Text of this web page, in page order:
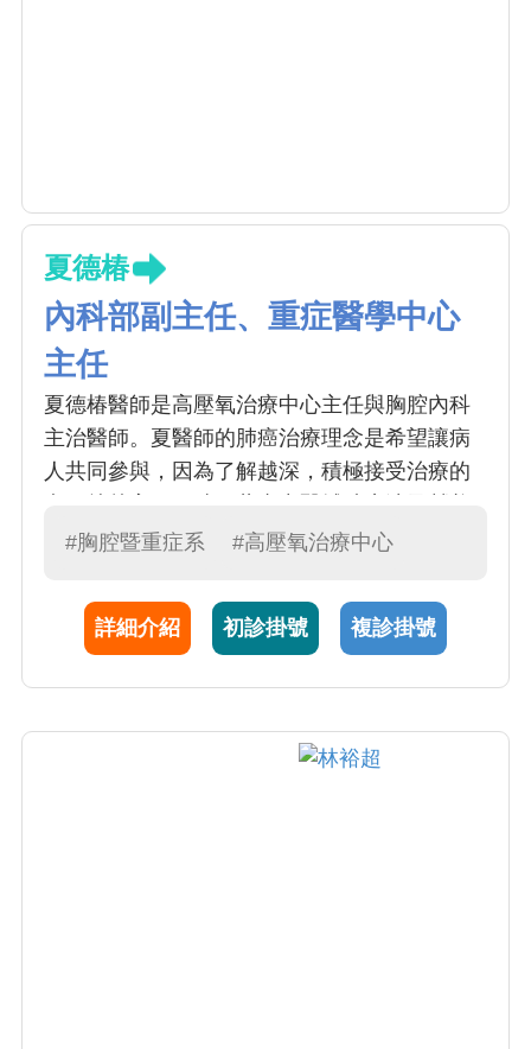
夏德椿
內科部副主任、重症醫學中心
主任
夏德椿醫師是高壓氧治療中心主任與胸腔內科
主治醫師。夏醫師的肺癌治療理念是希望讓病
人共同參與，因為了解越深，積極接受治療的
補充，以減輕病人因治療而產生的副作用、提
院高壓氧治療中心，對一氧化碳中毒、致命性
氣體栓塞等均能入艙治療急救，為有特色之重
#胸腔暨重症系 #高壓氧治療中心
詳細介紹 初診掛號 複診掛號